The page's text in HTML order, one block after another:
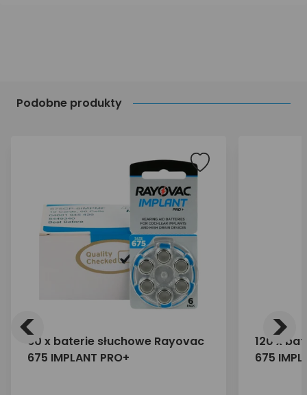
Podobne produkty
60 x baterie słuchowe Rayovac
675 IMPLANT PRO+
120 x
675
< >